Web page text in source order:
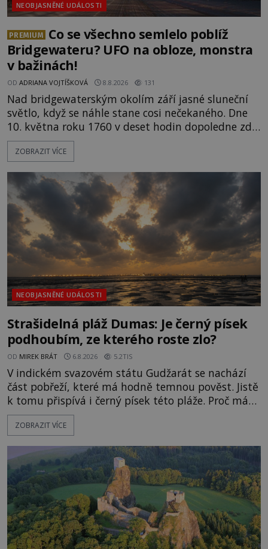
NEOBJASNĚNÉ UDÁLOSTI
PREMIUM
Co se všechno semlelo poblíž
Bridgewateru? UFO na obloze, monstra
v bažinách!
OD ADRIANA VOJTÍŠKOVÁ 8.8.2026 131
Nad bridgewaterským okolím září jasné sluneční
světlo, když se náhle stane cosi nečekaného. Dne
10. května roku 1760 v deset hodin dopoledne zde
dojde k vůbec prvnímu historicky doloženému
přeletu UFO. Podle záznamů vyzařuje takové
jen o nějaký optický klam, nebo se zde skutečně
právě vznáší mimozemská loď
ZOBRAZIT VÍCE
NEOBJASNĚNÉ UDÁLOSTI
Strašidelná pláž Dumas: Je černý písek
podhoubím, ze kterého roste zlo?
OD MIREK BRÁT 6.8.2026 5.2TIS
V indickém svazovém státu Gudžarát se nachází
část pobřeží, které má hodně temnou pověst. Jistě
k tomu přispívá i černý písek této pláže. Proč má
pláž takové netypické zbarvení? Nakolik jsou
pravdivé historky, že zde došlo k nevysvětlitelným
následovat. Vstupujeme na pláž Dumas ve městě
Surat. Gu
ZOBRAZIT VÍCE